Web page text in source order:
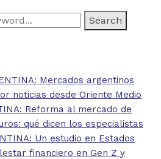
Mercados argentinos
noticias desde Oriente Medio
Reforma al mercado de
qué dicen los especialistas
Un estudio en Estados
financiero en Gen Z y